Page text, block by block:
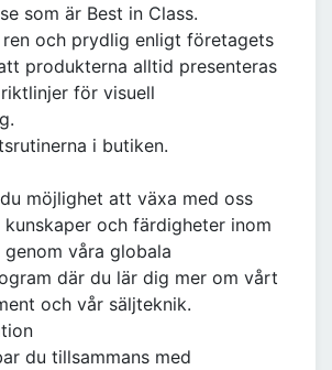
som är Best in Class.
ren och prydlig enligt företagets
produkterna alltid presenteras
för visuell
i butiken.
möjlighet att växa med oss
och färdigheter inom
våra globala
där du lär dig mer om vårt
och vår säljteknik.
du tillsammans med